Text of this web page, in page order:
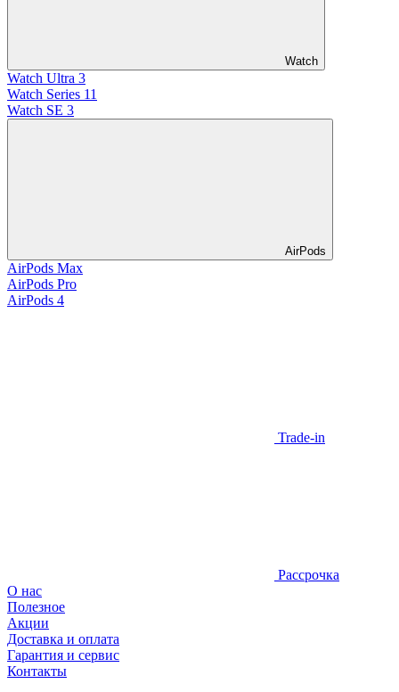
Watch
Watch Ultra 3
Watch Series 11
Watch SE 3
AirPods
AirPods Max
AirPods Pro
AirPods 4
Trade-in
Рассрочка
О нас
Полезное
Акции
Доставка и оплата
Гарантия и сервис
Контакты